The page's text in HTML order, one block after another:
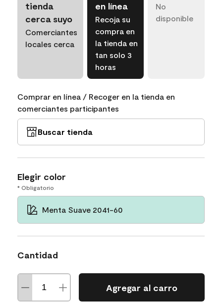
tienda
cerca suyo
Comerciantes
locales cerca
en línea
Recoja su
compra en
la tienda en
tan solo 3
horas
No
disponible
Comprar en línea / Recoger en la tienda en
comerciantes participantes
Buscar tienda
Elegir color
* Obligatorio
Menta Suave 2041-60
Cantidad
Agregar al carro